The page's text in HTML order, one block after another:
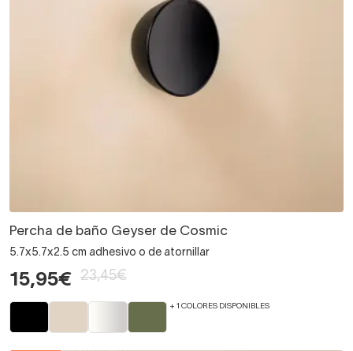
Percha de baño Geyser de Cosmic
5.7x5.7x2.5 cm adhesivo o de atornillar
15,95€ 23,45€
+ 1 COLORES DISPONIBLES